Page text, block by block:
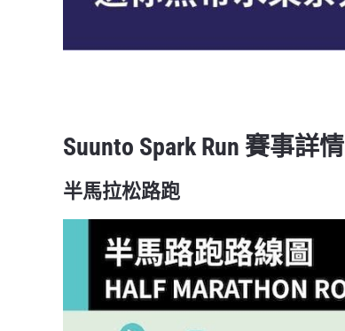
Suunto Spark Run 賽事詳情
半馬拉松路跑